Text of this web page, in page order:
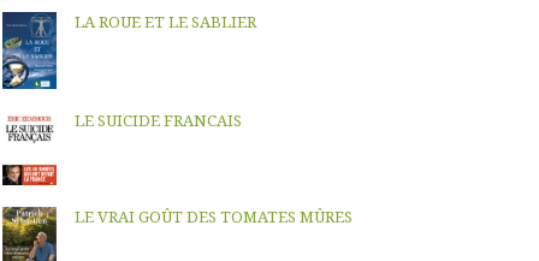
LA ROUE ET LE SABLIER
LE SUICIDE FRANCAIS
LE VRAI GOÛT DES TOMATES MÛRES